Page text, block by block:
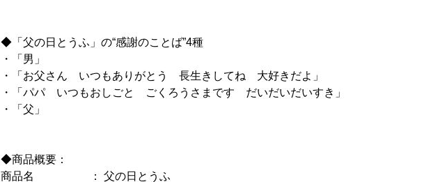
◆「父の日とうふ」の“感謝のことば”4種
・「男」
・「お父さん いつもありがとう 長生きしてね 大好きだよ」
・「パパ いつもおしごと ごくろうさまです だいだいだいすき」
・「父」
◆商品概要：
商品名 ： 父の日とうふ